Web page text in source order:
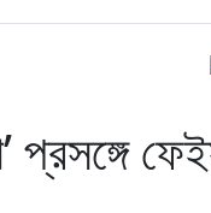
প্রসঙ্গে